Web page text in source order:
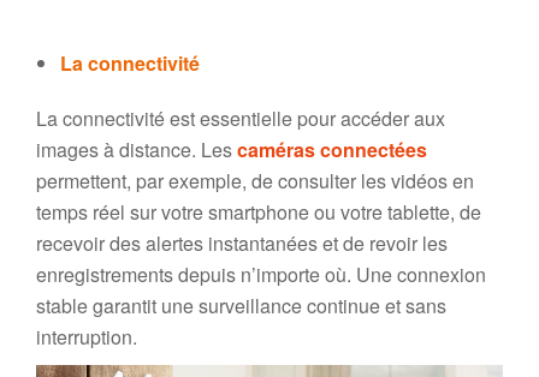
La connectivité
La connectivité est essentielle pour accéder aux
images à distance. Lescaméras connectées
permettent, par exemple, de consulter les vidéos en
temps réel sur votre smartphone ou votre tablette, de
recevoir des alertes instantanées et de revoir les
enregistrements depuis n’importe où. Une connexion
stable garantit une surveillance continue et sans
interruption.